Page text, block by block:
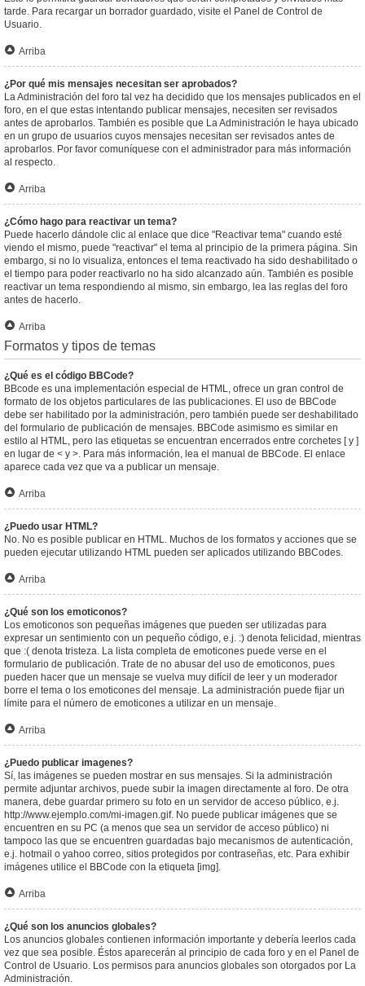
tarde. Para recargar un borrador guardado, visite el Panel de Control de
Usuario.
Arriba
¿Por qué mis mensajes necesitan ser aprobados?
La Administración del foro tal vez ha decidido que los mensajes publicados en el
foro, en el que estas intentando publicar mensajes, necesiten ser revisados
antes de aprobarlos. También es posible que La Administración le haya ubicado
en un grupo de usuarios cuyos mensajes necesitan ser revisados antes de
aprobarlos. Por favor comuníquese con el administrador para más información
al respecto.
Arriba
¿Cómo hago para reactivar un tema?
Puede hacerlo dándole clic al enlace que dice "Reactivar tema" cuando esté
viendo el mismo, puede "reactivar" el tema al principio de la primera página. Sin
embargo, si no lo visualiza, entonces el tema reactivado ha sido deshabilitado o
el tiempo para poder reactivarlo no ha sido alcanzado aún. También es posible
reactivar un tema respondiendo al mismo, sin embargo, lea las reglas del foro
antes de hacerlo.
Arriba
Formatos y tipos de temas
¿Qué es el código BBCode?
BBcode es una implementación especial de HTML, ofrece un gran control de
formato de los objetos particulares de las publicaciones. El uso de BBCode
debe ser habilitado por la administración, pero también puede ser deshabilitado
del formulario de publicación de mensajes. BBCode asimismo es similar en
estilo al HTML, pero las etiquetas se encuentran encerrados entre corchetes [ y ]
en lugar de < y >. Para más información, lea el manual de BBCode. El enlace
aparece cada vez que va a publicar un mensaje.
Arriba
¿Puedo usar HTML?
No. No es posible publicar en HTML. Muchos de los formatos y acciones que se
pueden ejecutar utilizando HTML pueden ser aplicados utilizando BBCodes.
Arriba
¿Qué son los emoticonos?
Los emoticonos son pequeñas imágenes que pueden ser utilizadas para
expresar un sentimiento con un pequeño código, e.j. :) denota felicidad, mientras
que :( denota tristeza. La lista completa de emoticones puede verse en el
formulario de publicación. Trate de no abusar del uso de emoticonos, pues
pueden hacer que un mensaje se vuelva muy difícil de leer y un moderador
borre el tema o los emoticones del mensaje. La administración puede fijar un
límite para el número de emoticones a utilizar en un mensaje.
Arriba
¿Puedo publicar imagenes?
Sí, las imágenes se pueden mostrar en sus mensajes. Si la administración
permite adjuntar archivos, puede subir la imagen directamente al foro. De otra
manera, debe guardar primero su foto en un servidor de acceso público, e.j.
http://www.ejemplo.com/mi-imagen.gif. No puede publicar imágenes que se
encuentren en su PC (a menos que sea un servidor de acceso público) ni
tampoco las que se encuentren guardadas bajo mecanismos de autenticación,
e.j. hotmail o yahoo correo, sitios protegidos por contraseñas, etc. Para exhibir
imágenes utilice el BBCode con la etiqueta [img].
Arriba
¿Qué son los anuncios globales?
Los anuncios globales contienen información importante y debería leerlos cada
vez que sea posible. Éstos aparecerán al principio de cada foro y en el Panel de
Control de Usuario. Los permisos para anuncios globales son otorgados por La
Administración.